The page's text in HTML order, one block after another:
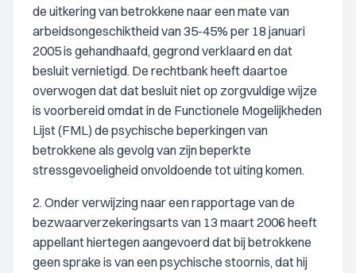
de uitkering van betrokkene naar een mate van
arbeidsongeschiktheid van 35-45% per 18 januari
2005 is gehandhaafd, gegrond verklaard en dat
besluit vernietigd. De rechtbank heeft daartoe
overwogen dat dat besluit niet op zorgvuldige wijze
is voorbereid omdat in de Functionele Mogelijkheden
Lijst (FML) de psychische beperkingen van
betrokkene als gevolg van zijn beperkte
stressgevoeligheid onvoldoende tot uiting komen.
2. Onder verwijzing naar een rapportage van de
bezwaarverzekeringsarts van 13 maart 2006 heeft
appellant hiertegen aangevoerd dat bij betrokkene
geen sprake is van een psychische stoornis, dat hij